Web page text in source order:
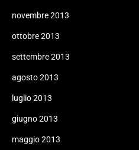
novembre 2013
ottobre 2013
settembre 2013
agosto 2013
luglio 2013
giugno 2013
maggio 2013